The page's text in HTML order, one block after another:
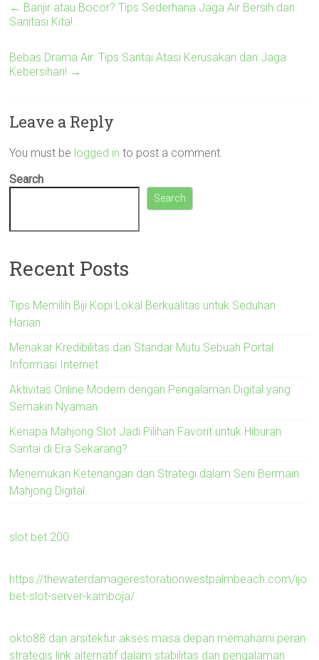
← Banjir atau Bocor? Tips Sederhana Jaga Air Bersih dan
Sanitasi Kita!
Bebas Drama Air: Tips Santai Atasi Kerusakan dan Jaga
Kebersihan! →
Leave a Reply
You must be logged in to post a comment.
Search
Search
Recent Posts
Tips Memilih Biji Kopi Lokal Berkualitas untuk Seduhan
Harian
Menakar Kredibilitas dan Standar Mutu Sebuah Portal
Informasi Internet
Aktivitas Online Modern dengan Pengalaman Digital yang
Semakin Nyaman
Kenapa Mahjong Slot Jadi Pilihan Favorit untuk Hiburan
Santai di Era Sekarang?
Menemukan Ketenangan dan Strategi dalam Seni Bermain
Mahjong Digital
slot bet 200
https://thewaterdamagerestorationwestpalmbeach.com/ijo
bet-slot-server-kamboja/
okto88 dan arsitektur akses masa depan memahami peran
strategis link alternatif dalam stabilitas dan pengalaman